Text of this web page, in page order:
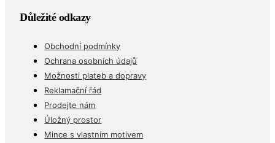
Důležité odkazy
Obchodní podmínky
Ochrana osobních údajů
Možnosti plateb a dopravy
Reklamační řád
Prodejte nám
Úložný prostor
Mince s vlastním motivem